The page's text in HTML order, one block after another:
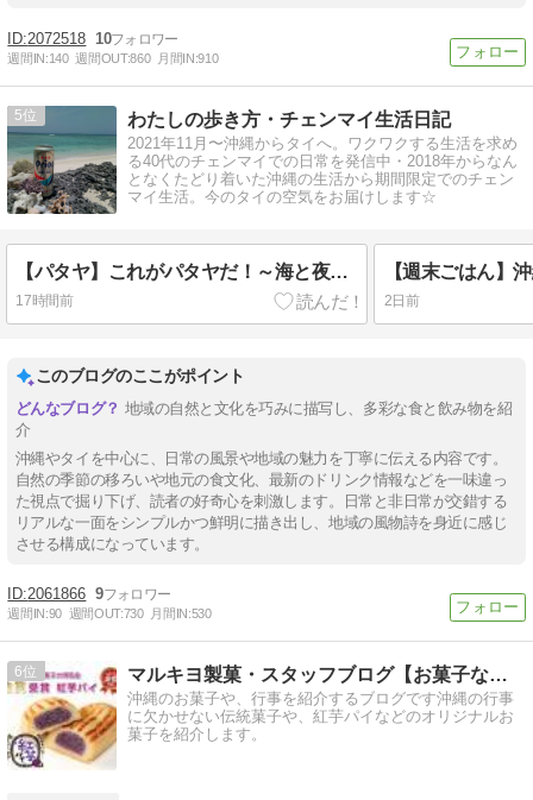
2072518 10
週間IN:140 週間OUT:860 月間IN:910
5 わたしの歩き方・チェンマイ生活日記
2021年11月〜沖縄からタイへ。ワクワクする生活を求め
る40代のチェンマイでの日常を発信中・2018年からなん
となくたどり着いた沖縄の生活から期間限定でのチェン
マイ生活。今のタイの空気をお届けします☆
【パタヤ】これがパタヤだ！～海と夜の街と夕焼けとナイトマーケットで完璧｜2026.6タイ
17時間前 2日前
このブログのここがポイント
地域の自然と文化を巧みに描写し、多彩な食と飲み物を紹
介
沖縄やタイを中心に、日常の風景や地域の魅力を丁寧に伝える内容です。
自然の季節の移ろいや地元の食文化、最新のドリンク情報などを一味違っ
た視点で掘り下げ、読者の好奇心を刺激します。日常と非日常が交錯する
リアルな一面をシンプルかつ鮮明に描き出し、地域の風物詩を身近に感じ
させる構成になっています。
2061866 9
週間IN:90 週間OUT:730 月間IN:530
6 マルキヨ製菓・スタッフブログ【お菓子な琉球話】
沖縄のお菓子や、行事を紹介するブログです沖縄の行事
に欠かせない伝統菓子や、紅芋パイなどのオリジナルお
菓子を紹介します。